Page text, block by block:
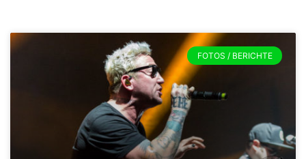
FOTOS / BERICHTE